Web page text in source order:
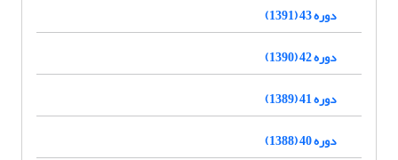
دوره 43 (1391)
دوره 42 (1390)
دوره 41 (1389)
دوره 40 (1388)